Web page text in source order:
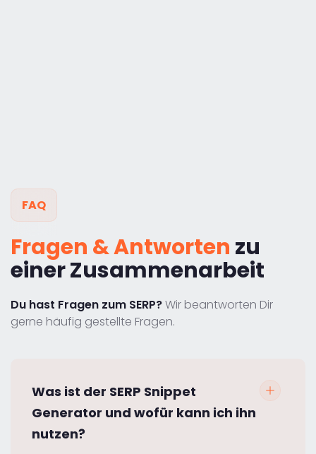
FAQ
Fragen & Antworten zu
einer Zusammenarbeit
Du hast Fragen zum SERP?Wir beantworten Dir
gerne häufig gestellte Fragen.
Was ist der SERP Snippet
Generator und wofür kann ich ihn
nutzen?